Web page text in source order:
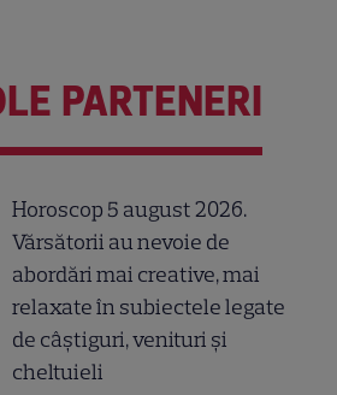
PARTENERI
Horoscop 5 august 2026.
Vărsătorii au nevoie de
abordări mai creative, mai
relaxate în subiectele legate
de câștiguri, venituri și
cheltuieli